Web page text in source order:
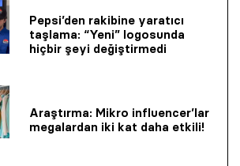
Pepsi’den rakibine yaratıcı
taşlama: “Yeni” logosunda
hiçbir şeyi değiştirmedi
Araştırma: Mikro influencer’lar
megalardan iki kat daha etkili!